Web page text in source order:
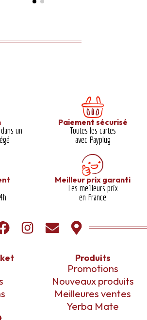
un
Paiement sécurisé
Toutes les cartes
avec Payplug
Meilleur prix garanti​
Les meilleurs prix
en France
Produits
Promotions
Nouveaux produits
Meilleures ventes
Yerba Mate